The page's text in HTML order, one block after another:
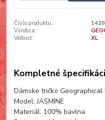
Číslo produktu:
Výrobca:
Veľkosť:
XL
Kompletné
Dámske tričko
Model: JASMINE
Materiál: 100% bavlna